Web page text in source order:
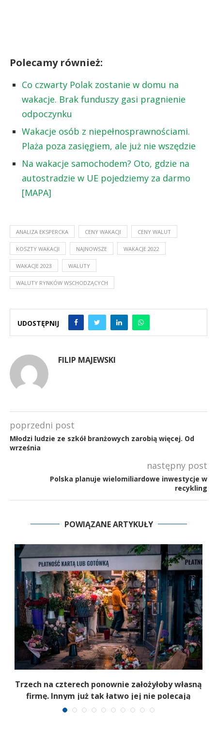
Polecamy również:
Co czwarty Polak zostanie w domu na
wakacje. Brak funduszy gasi pragnienie
odpoczynku
Wakacje osób z niepełnosprawnościami.
Plaża poza zasięgiem, ale już nie wszędzie
Na wakacje samochodem? Oto, gdzie na
autostradzie w UE pojedziemy za darmo
[MAPA]
ANALIZA EKSPERCKA CENY WAKACJI CENY WALUT
KOSZTY WAKACJI NAJNOWSZE WAKACJE 2022
WAKACJE 2023 WALUTY
WALUTY RYNKÓW WSCHODZĄCYCH
UDOSTĘPNIJ
FILIP MAJEWSKI
poprzedni post
Młodzi ludzie ze szkół branżowych zarobią więcej. Od
września
następny post
Polska planuje wielomiliardowe inwestycje w
recykling
POWIĄZANE ARTYKUŁY
Trzech na czterech ponownie założyłoby własną
firmę. Innym już tak łatwo jej nie polecają